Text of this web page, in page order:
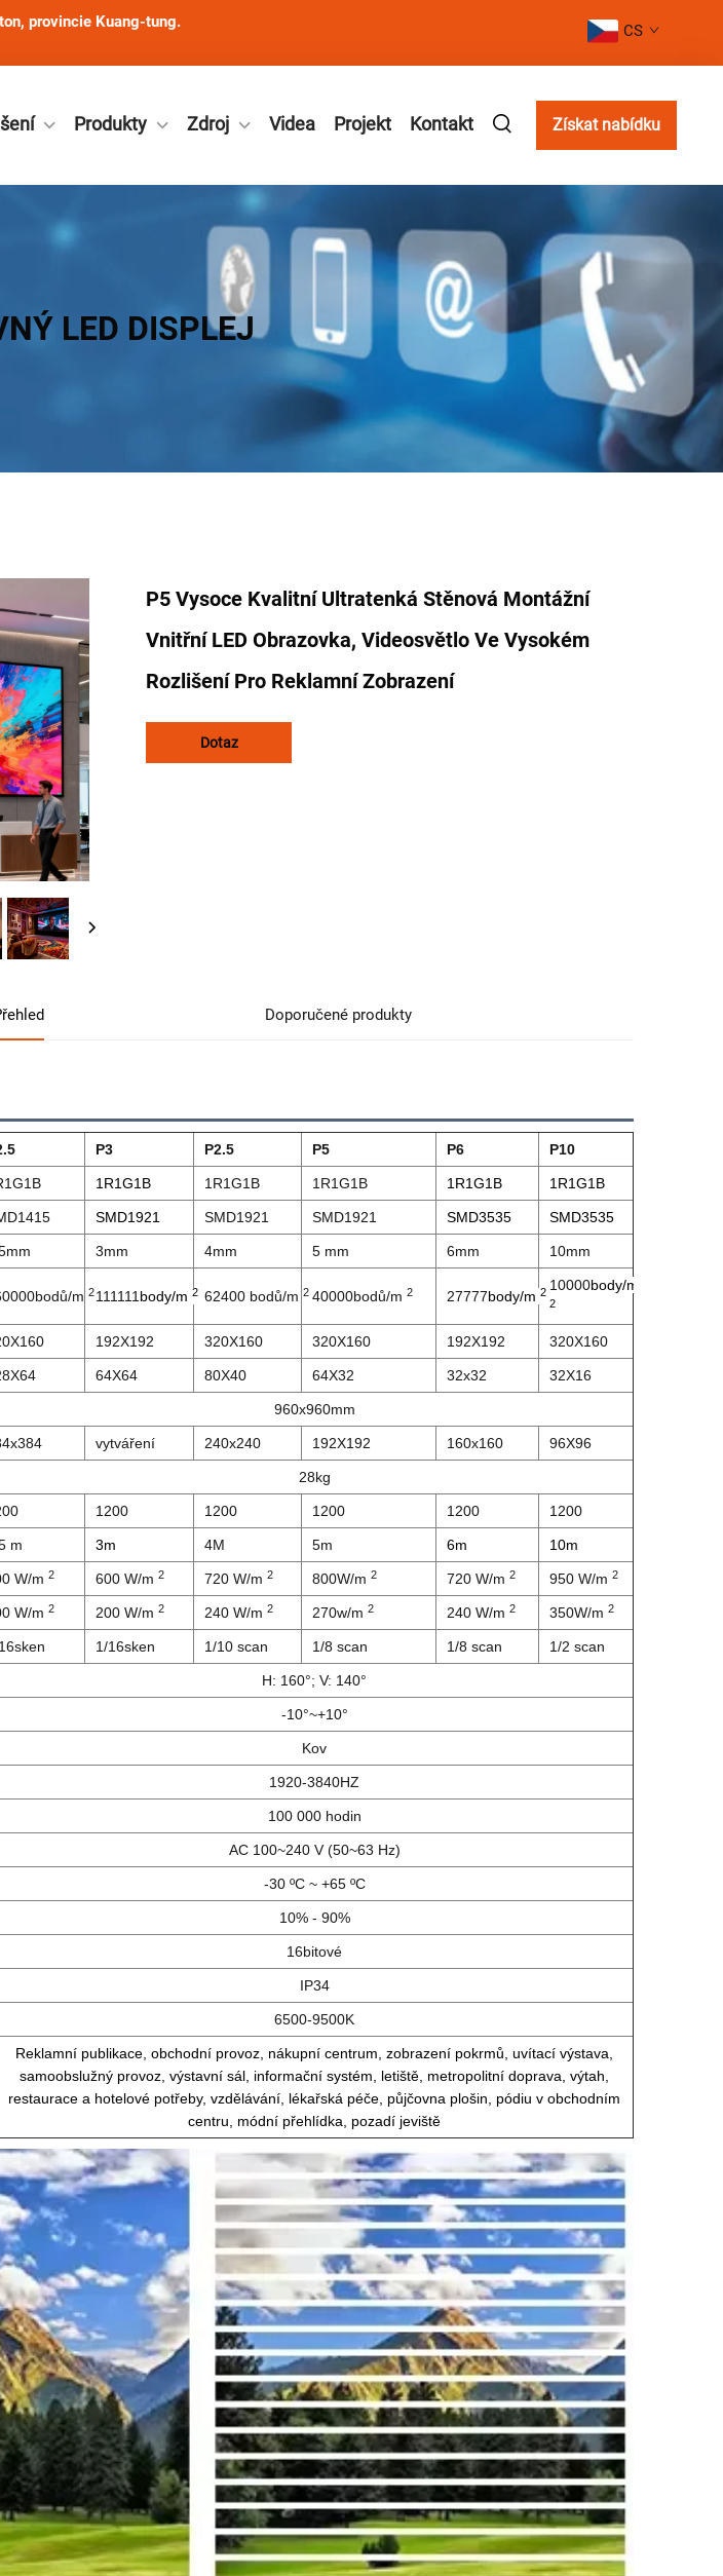
provincie Kuang-tung.
CS
Produkty Zdroj Videa Projekt Kontakt Získat nabídku
LED DISPLEJ
P5 Vysoce Kvalitní Ultratenká Stěnová Montážní
Vnitřní LED Obrazovka, Videosvětlo Ve Vysokém
Rozlišení Pro Reklamní Zobrazení
Dotaz
Doporučené produkty
P3 P2.5 P5 P6 P10
1R1G1B 1R1G1B 1R1G1B 1R1G1B 1R1G1B
SMD1921 SMD1921 SMD1921 SMD3535 SMD3535
3mm 4mm 5 mm 6mm 10mm
m 2111111 body/m 2 62400 bodů/m 2 40000bodů/m 2 27777body/m 2 10000body/m
2
192X192 320X160 320X160 192X192 320X160
64X64 80X40 64X32 32x32 32X16
960x960mm
vytváření 240x240 192X192 160x160 96X96
28kg
1200 1200 1200 1200 1200
m 3m 4M 5m 6m 10m
W/m 2 600 W/m 2 720 W/m 2 800W/m 2 720 W/m 2 950 W/m 2
W/m 2 200 W/m 2 240 W/m 2 270w/m 2 240 W/m 2 350W/m 2
1/16sken 1/10 scan 1/8 scan 1/8 scan 1/2 scan
H: 160°; V: 140°
-10°~+10°
Kov
1920-3840HZ
100 000 hodin
AC 100~240 V (50~63 Hz)
-30 ºC ~ +65 ºC
10% - 90%
16bitové
IP34
6500-9500K
Reklamní publikace, obchodní provoz, nákupní centrum, zobrazení pokrmů, uvítací výstava,
samoobslužný provoz, výstavní sál, informační systém, letiště, metropolitní doprava, výtah,
restaurace a hotelové potřeby, vzdělávání, lékařská péče, půjčovna plošin, pódiu v obchodním
centru, módní přehlídka, pozadí jeviště